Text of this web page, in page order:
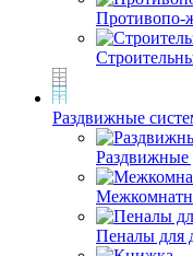
Противопо-
Раздвижные
Раздвижные
Пеналы для